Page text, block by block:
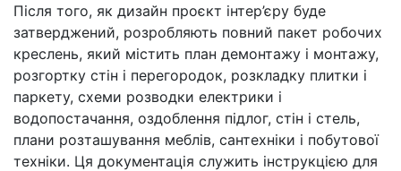
Після того, як дизайн проєкт інтер’єру буде
затверджений, розробляють повний пакет робочих
креслень, який містить план демонтажу і монтажу,
розгортку стін і перегородок, розкладку плитки і
паркету, схеми розводки електрики і
водопостачання, оздоблення підлог, стін і стель,
плани розташування меблів, сантехніки і побутової
техніки. Ця документація служить інструкцією для